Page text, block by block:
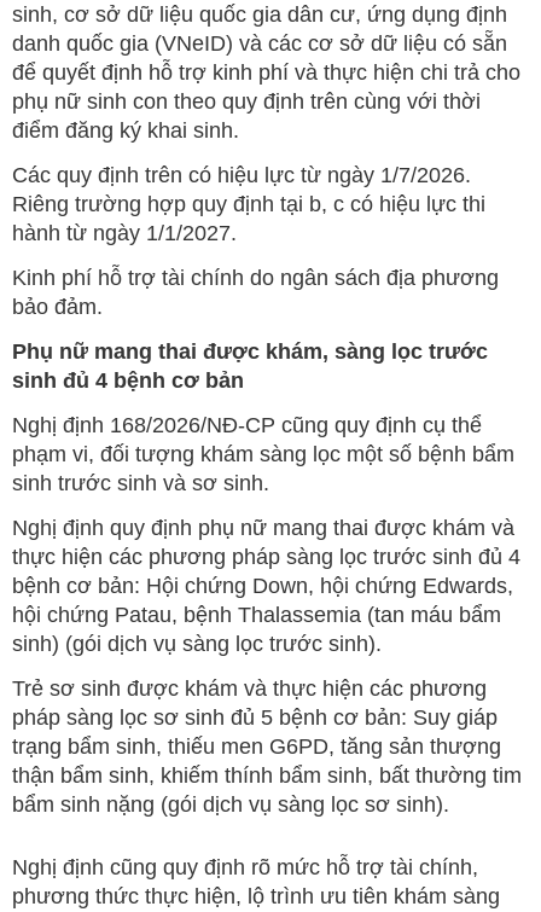
sinh, cơ sở dữ liệu quốc gia dân cư, ứng dụng định
danh quốc gia (VNeID) và các cơ sở dữ liệu có sẵn
để quyết định hỗ trợ kinh phí và thực hiện chi trả cho
phụ nữ sinh con theo quy định trên cùng với thời
điểm đăng ký khai sinh.
Các quy định trên có hiệu lực từ ngày 1/7/2026.
Riêng trường hợp quy định tại b, c có hiệu lực thi
hành từ ngày 1/1/2027.
Kinh phí hỗ trợ tài chính do ngân sách địa phương
bảo đảm.
Phụ nữ mang thai được khám, sàng lọc trước
sinh đủ 4 bệnh cơ bản
Nghị định 168/2026/NĐ-CP cũng quy định cụ thể
phạm vi, đối tượng khám sàng lọc một số bệnh bẩm
sinh trước sinh và sơ sinh.
Nghị định quy định phụ nữ mang thai được khám và
thực hiện các phương pháp sàng lọc trước sinh đủ 4
bệnh cơ bản: Hội chứng Down, hội chứng Edwards,
hội chứng Patau, bệnh Thalassemia (tan máu bẩm
sinh) (gói dịch vụ sàng lọc trước sinh).
Trẻ sơ sinh được khám và thực hiện các phương
pháp sàng lọc sơ sinh đủ 5 bệnh cơ bản: Suy giáp
trạng bẩm sinh, thiếu men G6PD, tăng sản thượng
thận bẩm sinh, khiếm thính bẩm sinh, bất thường tim
bẩm sinh nặng (gói dịch vụ sàng lọc sơ sinh).
Nghị định cũng quy định rõ mức hỗ trợ tài chính,
phương thức thực hiện, lộ trình ưu tiên khám sàng